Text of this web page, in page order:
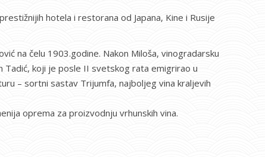
hotela i restorana od Japana, Kine i Rusije
na čelu 1903.godine. Nakon Miloša, vinogradarsku
Tadić, koji je posle II svetskog rata emigrirao u
– sortni sastav Trijumfa, najboljeg vina kraljevih
oprema za proizvodnju vrhunskih vina.